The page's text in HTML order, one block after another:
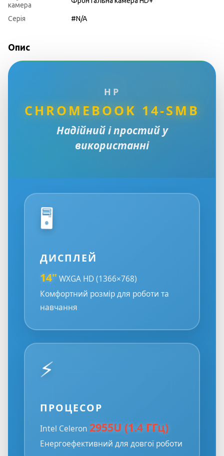
камера
Серія #N/A
Опис
HP
CHROMEBOOK 14-SMB
Надійний і простий у
використанні
🖥️
ДИСПЛЕЙ
14" WXGA HD (1366×768)
Комфортний розмір для роботи та
навчання
⚡
ПРОЦЕСОР
Intel Celeron 2955U (1.4 ГГц)
Енергоефективний для довгої роботи